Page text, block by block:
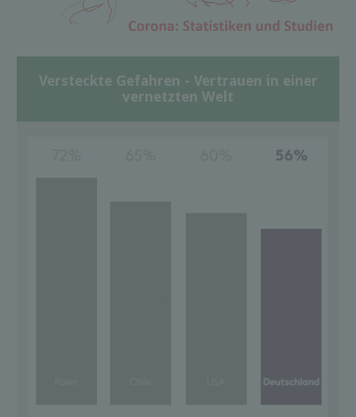
Versteckte Gefahren - Vertrauen in einer
vernetzten Welt